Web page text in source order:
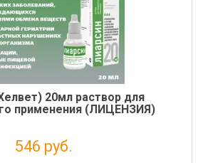
20мл раствор для
применения (ЛИЦЕНЗИЯ)
546 руб.